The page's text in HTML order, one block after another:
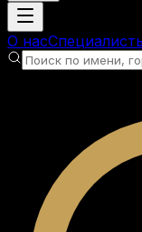
Загрузка аккаунта
О нас